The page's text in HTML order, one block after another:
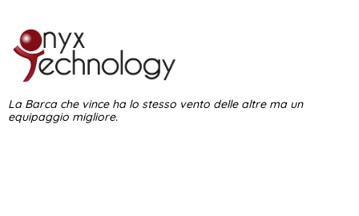
La Barca che vince ha lo stesso vento delle altre ma un
equipaggio migliore.